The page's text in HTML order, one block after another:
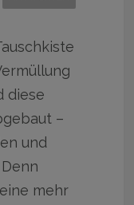
diese
–
und
mehr